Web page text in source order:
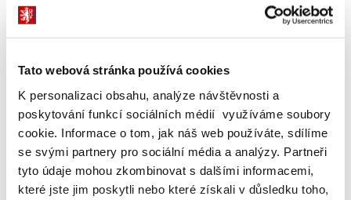
Tato webová stránka používá cookies
K personalizaci obsahu, analýze návštěvnosti a
poskytování funkcí sociálních médií využíváme soubory
cookie. Informace o tom, jak náš web používáte, sdílíme
se svými partnery pro sociální média a analýzy. Partneři
tyto údaje mohou zkombinovat s dalšími informacemi,
které jste jim poskytli nebo které získali v důsledku toho,
Elektronická komunikace bude nově možná i v rámci daňové
kontroly. To povede ke zkrácení doby kontroly a zároveň ke
Výraznou změnu pro drtivou většinu poplatníků představuje
snížení úroků z prodlení z 16 na 10 procent. Spolu s tímto
opatřením dojde ke zrušení liberační lhůty za pozdní podání
daňového přiznání a placení daní. Zároveň však výrazně
navyšujeme částku, od které se úrok vymáhá, a to z 200 korun
na 1000 korun.